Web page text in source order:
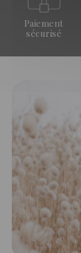
Paiement
sécurisé